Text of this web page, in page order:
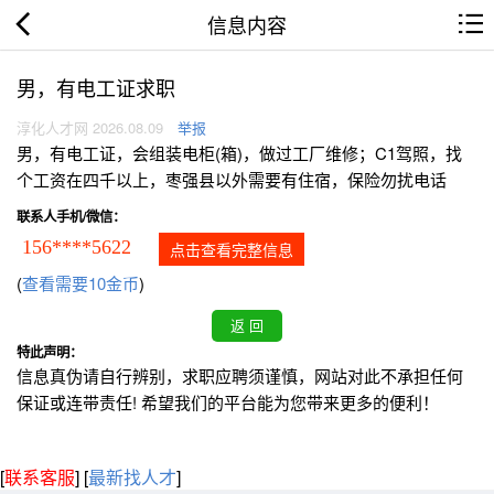
信息内容
男，有电工证求职
淳化人才网 2026.08.09 举报
男，有电工证，会组装电柜(箱)，做过工厂维修；C1驾照，找
个工资在四千以上，枣强县以外需要有住宿，保险勿扰电话
联系人手机/微信：
156****5622 点击查看完整信息
(查看需要10金币)
特此声明：
信息真伪请自行辨别，求职应聘须谨慎，网站对此不承担任何
保证或连带责任! 希望我们的平台能为您带来更多的便利！
[联系客服] [最新找人才]